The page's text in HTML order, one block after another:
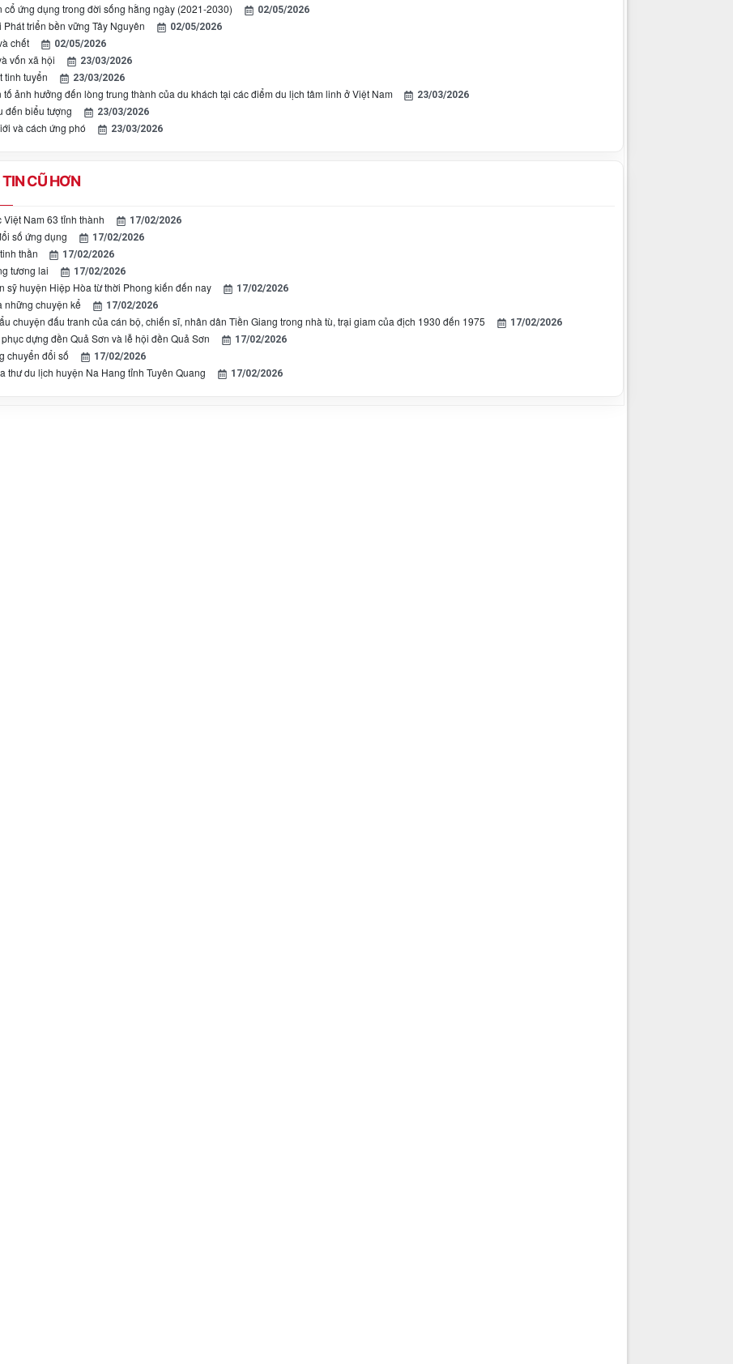
cổ ứng dụng trong đời sống hằng ngày (2021-2030) 02/05/2026
Phát triển bền vững Tây Nguyên 02/05/2026
chết 02/05/2026
vốn xã hội 23/03/2026
tinh tuyển 23/03/2026
tố ảnh hưởng đến lòng trung thành của du khách tại các điểm du lịch tâm linh ở Việt Nam 23/03/2026
đến biểu tượng 23/03/2026
và cách ứng phó 23/03/2026
CŨ HƠN
Việt Nam 63 tỉnh thành 17/02/2026
số ứng dụng 17/02/2026
thần 17/02/2026
tương lai 17/02/2026
sỹ huyện Hiệp Hòa từ thời Phong kiến đến nay 17/02/2026
những chuyện kể 17/02/2026
chuyện đấu tranh của cán bộ, chiến sĩ, nhân dân Tiền Giang trong nhà tù, trại giam của địch 1930 đến 1975 17/02/2026
dựng đền Quả Sơn và lễ hội đền Quả Sơn 17/02/2026
chuyển đổi số 17/02/2026
thư du lịch huyện Na Hang tỉnh Tuyên Quang 17/02/2026